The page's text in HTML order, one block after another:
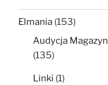
Elmania (153)
Audycja
(135)
Linki (1)